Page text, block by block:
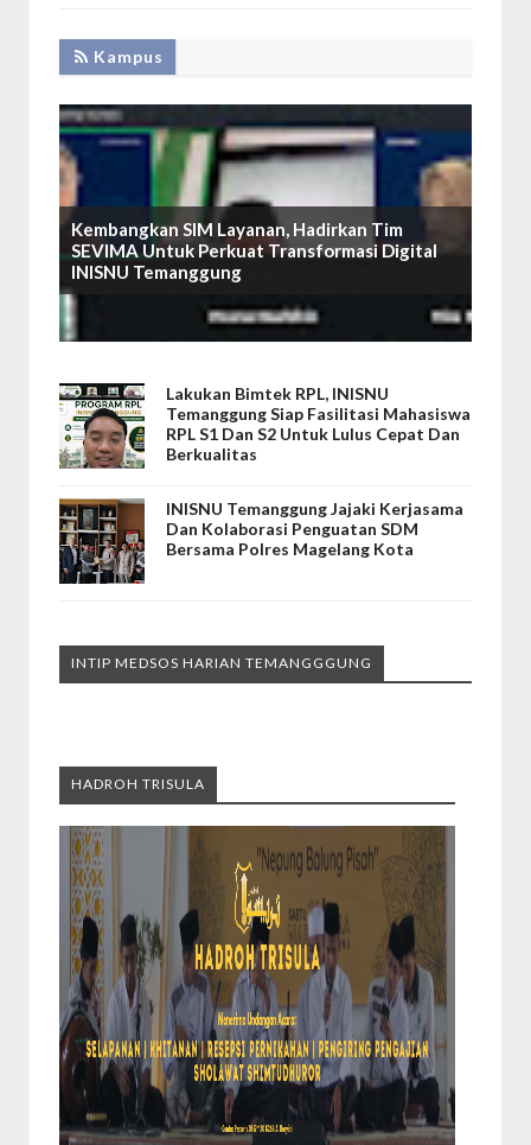
Kampus
Kembangkan SIM Layanan, Hadirkan Tim
SEVIMA Untuk Perkuat Transformasi Digital
INISNU Temanggung
Lakukan Bimtek RPL, INISNU
Temanggung Siap Fasilitasi Mahasiswa
RPL S1 Dan S2 Untuk Lulus Cepat Dan
Berkualitas
INISNU Temanggung Jajaki Kerjasama
Dan Kolaborasi Penguatan SDM
Bersama Polres Magelang Kota
INTIP MEDSOS HARIAN TEMANGGGUNG
HADROH TRISULA